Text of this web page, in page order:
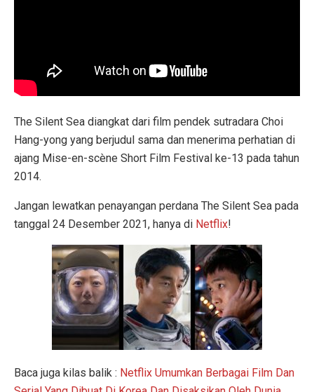
The Silent Sea diangkat dari film pendek sutradara Choi
Hang-yong yang berjudul sama dan menerima perhatian di
ajang Mise-en-scène Short Film Festival ke-13 pada tahun
2014.
Jangan lewatkan penayangan perdana The Silent Sea pada
tanggal 24 Desember 2021, hanya di Netflix!
Baca juga kilas balik : Netflix Umumkan Berbagai Film Dan